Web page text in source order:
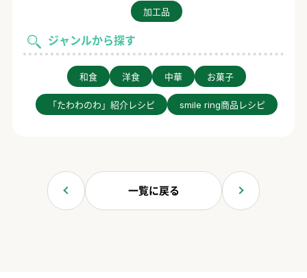
加工品
ジャンルから探す
和食 洋食 中華 お菓子
「たわわのわ」紹介レシピ smile ring商品レシピ
一覧に戻る